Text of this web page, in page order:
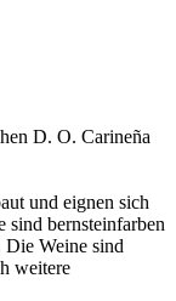
D. O. Carineña
und eignen sich
sind bernsteinfarben
Weine sind
weitere